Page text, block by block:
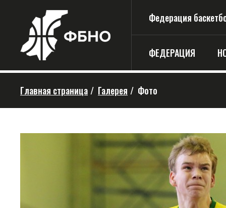
Федерация
ФЕДЕРАЦИЯ
Главная страница / Галерея / Фото